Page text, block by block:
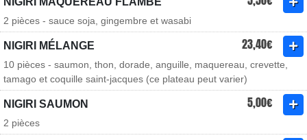
2 pièces - sauce soja, gingembre et wasabi
NIGIRI MÉLANGE 23,40€
10 pièces - saumon, thon, dorade, anguille, maquereau, crevette,
tamago et coquille saint-jacques (ce plateau peut varier)
NIGIRI SAUMON 5,00€
2 pièces